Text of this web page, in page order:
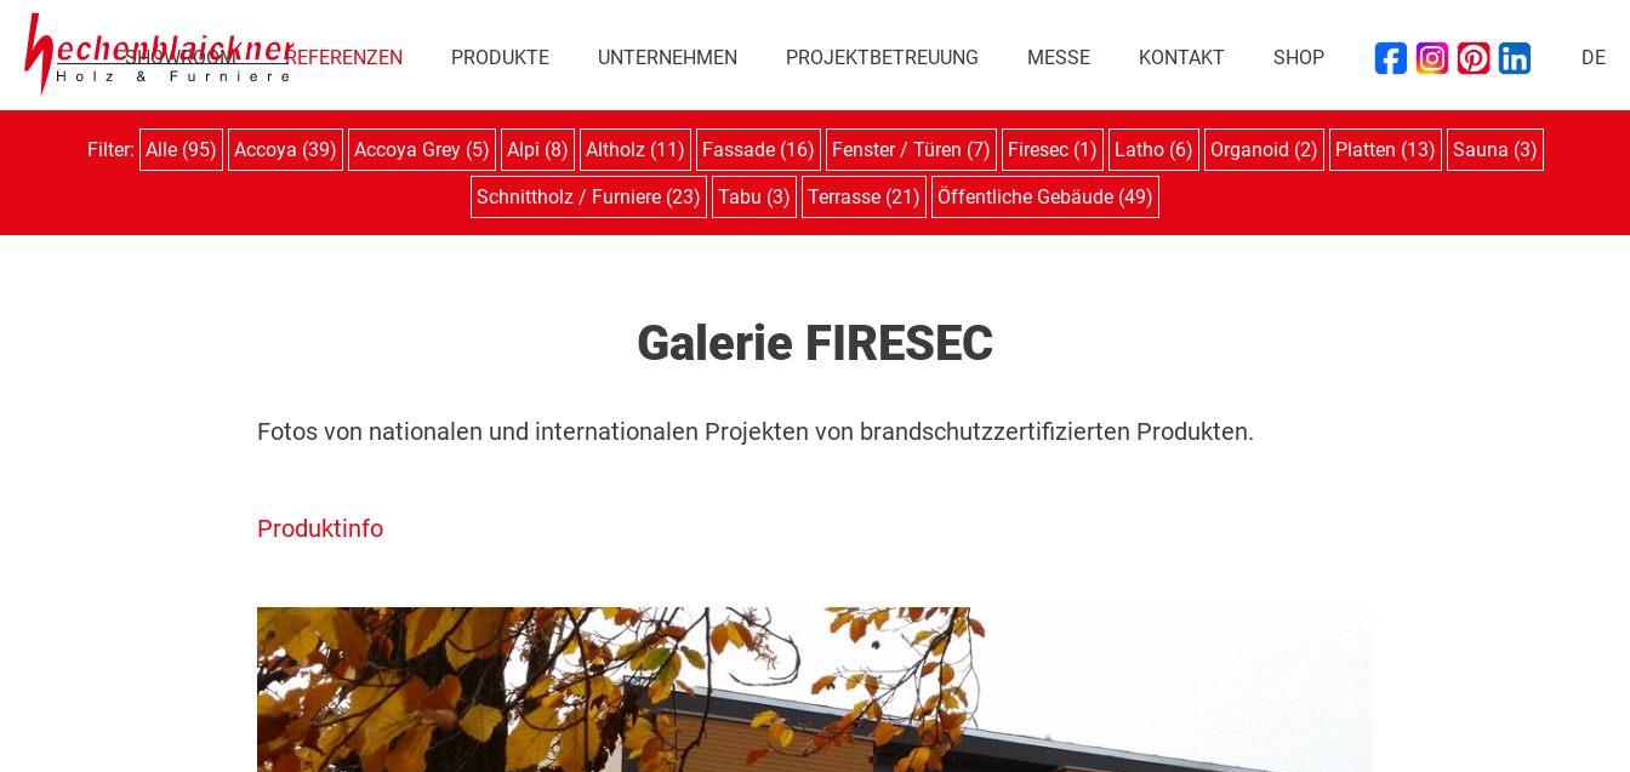
SHOWROOM REFERENZEN PRODUKTE UNTERNEHMEN PROJEKTBETREUUNG MESSE KONTAKT SHOP DE
Filter: Alle (95) Accoya (39) Accoya Grey (5) Alpi (8) Altholz (11) Fassade (16) Fenster / Türen (7) Firesec (1) Latho (6) Organoid (2) Platten (13) Sauna (3)
Schnittholz / Furniere (23) Tabu (3) Terrasse (21) Öffentliche Gebäude (49)
Galerie FIRESEC
Fotos von nationalen und internationalen Projekten von brandschutzzertifizierten Produkten.
Produktinfo